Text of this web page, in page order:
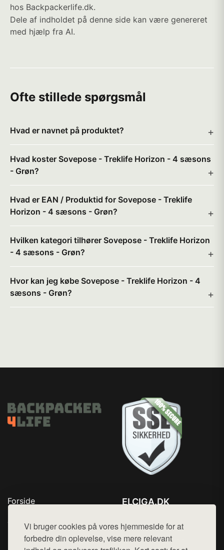
Vi bruger cookies på vores hjemmeside for at
forbedre din oplevelse, vise mere relevant
hos Backpackerlife.dk.
Dele af indholdet på denne side kan være genereret
med hjælp fra AI.
Ofte stillede spørgsmål
Hvad er navnet på produktet?
Hvad koster Sovepose - Treklife Horizon - 4 sæsons
- Grøn?
Hvad er EAN / Produktid for Sovepose - Treklife
Horizon - 4 sæsons - Grøn?
Hvilken kategori tilhører Sovepose - Treklife Horizon
- 4 sæsons - Grøn?
Hvor kan jeg købe Sovepose - Treklife Horizon - 4
sæsons - Grøn?
Forside
Top Rabatter
Kontakt
ELCIGA.DK
Mail: hej@want.dk